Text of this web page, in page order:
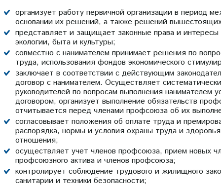
организует работу первичной организации в
основании их решений, а также решений
представляет и защищает законные права и
экологии, быта и культуры;
совместно с нанимателем принимает решения по
труда, использования фондов экономического
заключает в соответствии с действующим
договор с нанимателем. Осуществляет
руководителей по вопросам выполнения нанимателем
договором, организует выполнение обязательств
отчитывается перед членами профсоюза об их
согласовывает положения об оплате труда и
распорядка, нормы и условия охраны труда и
отношения;
осуществляет учет членов профсоюза, прием новых
профсоюзного актива и членов профсоюза;
контролирует соблюдение трудового и жилищного
санитарии и техники безопасности;